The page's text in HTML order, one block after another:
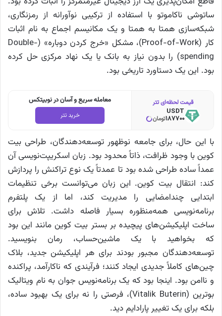
ساتوشی ناکاموتو با استفاده از ترکیبی نوآورانه از رمزنگاری،
شبکه‌سازی همتا به همتا و یک مکانیسم اجماع به نام اثبات
کار (Proof-of-Work)، مشکل «خرج کردن دوباره» (Double-
spending) را بدون نیاز به بانک یا یک نهاد مرکزی حل کرده
بود. این یک دستاورد تاریخی بود.
معامله سریع و آسان در نوبیتکس
خرید تتر
قیمت لحظه‌ای تتر
USDT
187700تومان
با این حال، برای جامعه نوظهور توسعه‌دهندگان، طراحی بیت
کوین با وجود ظرافت، ذاتاً محدود بود. زبان اسکریپت‌نویسی آن
عمداً ساده طراحی شده بود تا عمدتاً یک نوع تراکنش را پردازش
کند: انتقال بیت کوین. این زبان می‌توانست برخی تنظیمات
ابتدایی چندامضایی را مدیریت کند، اما از یک پلتفرم
برنامه‌نویسی همه‌منظوره بسیار فاصله داشت. تلاش برای
ساخت اپلیکیشن‌های پیچیده بر بستر بیت کوین مانند این بود
که بخواهید با یک ماشین‌حساب، رمان بنویسید.
توسعه‌دهندگان مجبور بودند برای هر اپلیکیشن جدید، بلاک
چین‌های کاملاً جدیدی ایجاد کنند؛ فرآیندی که ناکارآمد، پراکنده
و ناامن بود. اینجا بود که یک برنامه‌نویس جوان به نام ویتالیک
بوترین (Vitalik Buterin)، فرصتی را نه برای یک بهبود ساده،
بلکه برای یک تغییر پارادایم دید.